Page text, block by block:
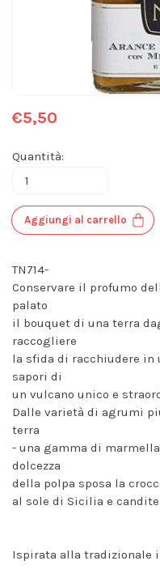
€5,50
Quantità:
Aggiungi al carrello
TN714-
Conservare il profumo
palato
il bouquet di una terra
raccogliere
la sfida di racchiudere
sapori di
un vulcano unico e
Dalle varietà di agrumi
terra
- una gamma di
dolcezza
della polpa sposa la
al sole di Sicilia e
Ispirata alla tradizionale